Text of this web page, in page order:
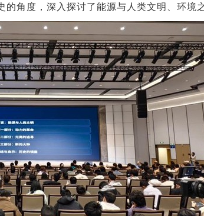
角度，深入探讨了能源与人类文明、环境